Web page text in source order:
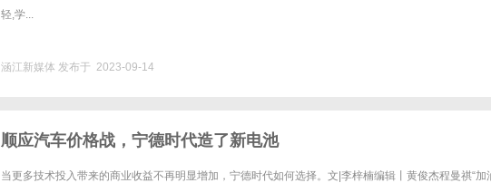
轻,学...
涵江新媒体 发布于 2023-09-14
顺应汽车价格战，宁德时代造了新电池
当更多技术投入带来的商业收益不再明显增加，宁德时代如何选择。文|李梓楠编辑丨黄俊杰程曼祺“加